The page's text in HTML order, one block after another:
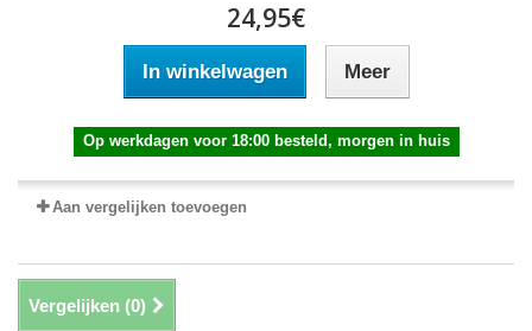
24,95€
In winkelwagen Meer
Op werkdagen voor 18:00 besteld, morgen in huis
Aan vergelijken toevoegen
Vergelijken (0)